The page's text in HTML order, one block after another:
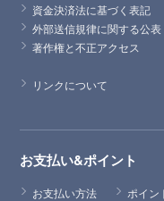
資金決済法に基づく表記
外部送信規律に関する公表
著作権と不正アクセス
リンクについて
お支払い&ポイント
お支払い方法 ポイン